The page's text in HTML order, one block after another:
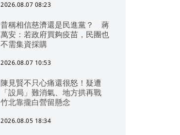
2026.08.07 08:23
昔稱相信慈濟還是民進黨？ 蔣
萬安：若政府買夠疫苗，民團也
不需集資採購
2026.08.07 10:53
陳見賢不只心痛還很怒！疑遭
「設局」難消氣、地方拱再戰
竹北靠攏白營留懸念
2026.08.05 18:34